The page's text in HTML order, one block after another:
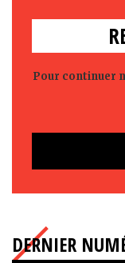
Pour continuer
DERNIER